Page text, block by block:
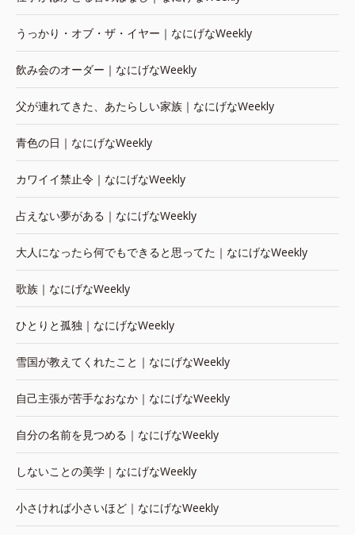
うっかり・オブ・ザ・イヤー｜なにげなWeekly
飲み会のオーダー｜なにげなWeekly
父が連れてきた、あたらしい家族｜なにげなWeekly
青色の日｜なにげなWeekly
カワイイ禁止令｜なにげなWeekly
占えない夢がある｜なにげなWeekly
大人になったら何でもできると思ってた｜なにげなWeekly
歌族｜なにげなWeekly
ひとりと孤独｜なにげなWeekly
雪国が教えてくれたこと｜なにげなWeekly
自己主張が苦手なおなか｜なにげなWeekly
自分の名前を見つめる｜なにげなWeekly
しないことの美学｜なにげなWeekly
小さければ小さいほど｜なにげなWeekly